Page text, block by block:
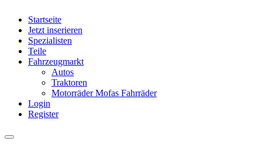
Startseite
Jetzt inserieren
Spezialisten
Teile
Fahrzeugmarkt
Autos
Traktoren
Motorräder Mofas Fahrräder
Login
Register